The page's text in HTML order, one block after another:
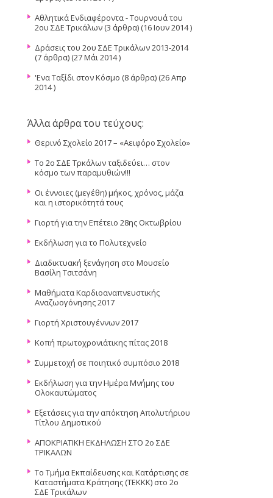
Αθλητικά Ενδιαφέροντα - Τουρνουά του
2ου ΣΔΕ Τρικάλων (3 άρθρα) (16 Ιουν 2014 )
Δράσεις του 2ου ΣΔΕ Τρικάλων 2013-2014
(7 άρθρα) (27 Μάι 2014 )
'Ενα Ταξίδι στον Κόσμο (8 άρθρα) (26 Απρ
2014 )
Άλλα άρθρα του τεύχους:
Θερινό Σχολείο 2017 – «Αειφόρο Σχολείο»
Το 2ο ΣΔΕ Τρκάλων ταξιδεύει… στον
κόσμο των παραμυθιών!!!
Οι έννοιες (μεγέθη) μήκος, χρόνος, μάζα
και η ιστορικότητά τους
Γιορτή για την Επέτειο 28ης Οκτωβρίου
Εκδήλωση για το Πολυτεχνείο
Διαδικτυακή ξενάγηση στο Μουσείο
Βασίλη Τσιτσάνη
Μαθήματα Καρδιοαναπνευστικής
Αναζωογόνησης 2017
Γιορτή Χριστουγέννων 2017
Κοπή πρωτοχρονιάτικης πίτας 2018
Συμμετοχή σε ποιητικό συμπόσιο 2018
Εκδήλωση για την Ημέρα Μνήμης του
Ολοκαυτώματος
Εξετάσεις για την απόκτηση Απολυτήριου
Τίτλου Δημοτικού
ΑΠΟΚΡΙΑΤΙΚΗ ΕΚΔΗΛΩΣΗ ΣΤΟ 2ο ΣΔΕ
ΤΡΙΚΑΛΩΝ
Το Τμήμα Εκπαίδευσης και Κατάρτισης σε
Καταστήματα Κράτησης (ΤΕΚΚΚ) στο 2ο
ΣΔΕ Τρικάλων